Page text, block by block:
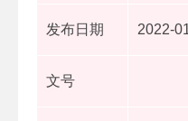
发布日期 2022-
文号